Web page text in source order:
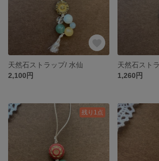
天然石ストラップ/ 水仙
2,100円
1,260円
残り1点